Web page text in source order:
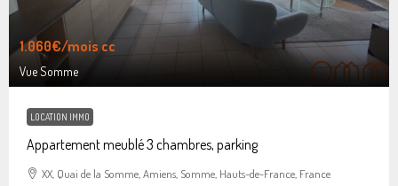
1.060€/mois cc
Vue Somme
LOCATION IMMO
Appartement meublé 3 chambres, parking
XX, Quai de la Somme, Amiens, Somme, Hauts-de-France, France